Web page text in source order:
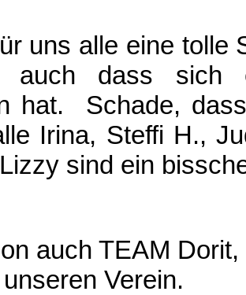
uns alle eine tolle
auch dass sich
hat. Schade,
Irina, Steffi H.,
sind ein
auch TEAM
Verein.